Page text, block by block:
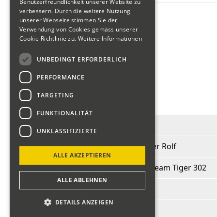
Motorräder "Veteranen"
Fahrerliste 2018
zurück
Kuster Rolf
Fahrer:
Kuster Rolf
Fahrzeug:
Sunbeam Tiger 302
BJ:
1967
Benutzerfreundlichkeit unserer Website zu
verbessern. Durch die weitere Nutzung
unserer Webseite stimmen Sie der
Verwendung von Cookies gemäss unserer
Cookie-Richtlinie zu. Weitere Informationen
UNBEDINGT ERFORDERLICH
PERFORMANCE
TARGETING
FUNKTIONALITÄT
UNKLASSIFIZIERTE
ALLE AKZEPTIEREN
ALLE ABLEHNEN
DETAILS ANZEIGEN